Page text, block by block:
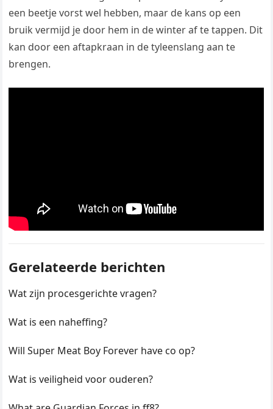
een beetje vorst wel hebben, maar de kans op een
bruik vermijd je door hem in de winter af te tappen. Dit
kan door een aftapkraan in de tyleenslang aan te
brengen.
Gerelateerde berichten
Wat zijn procesgerichte vragen?
Wat is een naheffing?
Will Super Meat Boy Forever have co op?
Wat is veiligheid voor ouderen?